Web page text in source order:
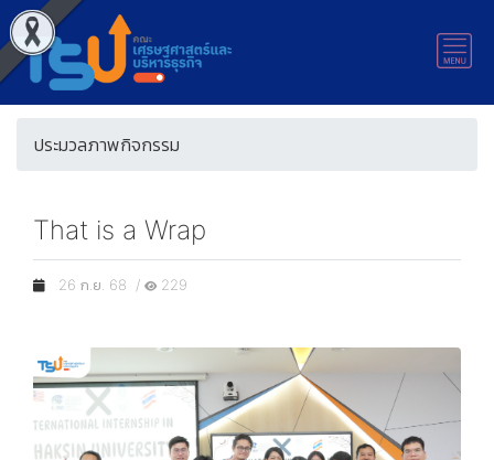
ประมวลภาพกิจกรรม
That is a Wrap
26 ก.ย. 68 / 229